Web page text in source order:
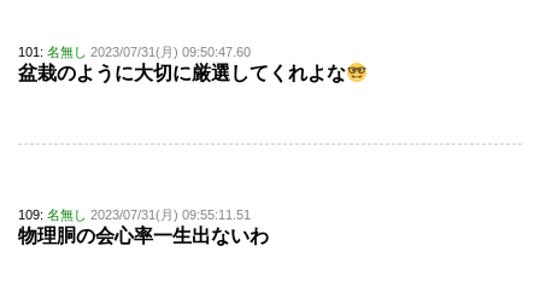
101: 名無し 2023/07/31(月) 09:50:47.60
盆栽のように大切に厳選してくれよな
109: 名無し 2023/07/31(月) 09:55:11.51
物理胴の会心率一生出ないわ